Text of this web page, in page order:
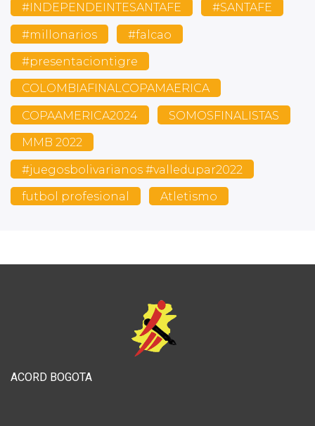
#INDEPENDEINTESANTAFE #SANTAFE
#millonarios #falcao
#presentaciontigre
COLOMBIAFINALCOPAMAERICA
COPAAMERICA2024 SOMOSFINALISTAS
MMB 2022
#juegosbolivarianos #valledupar2022
futbol profesional Atletismo
ACORD BOGOTA